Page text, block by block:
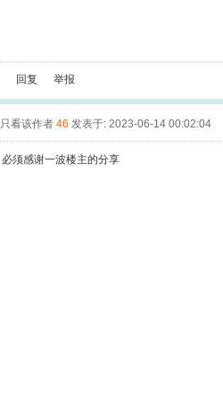
回复 举报
只看该作者 46 发表于: 2023-06-14 00:02:04
必须感谢一波楼主的分享